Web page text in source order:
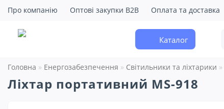
Про компанію Оптові закупки B2B Оплата та доставка
Каталог
Головна Енергозабезпечення Світильники та ліхтарики
Ліхтар портативний MS-918